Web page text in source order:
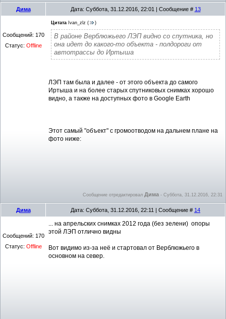
Дима Дата: Суббота, 31.12.2016, 22:01 | Сообщение # 13
Сообщений: 170
Статус: Offline
Цитата Ivan_zlz ( )
В районе Верблюжьего ЛЭП видно со спутника, но
она идет до какого-то объекта - полдороги от
автотрассы до Иртыша
ЛЭП там была и далее - от этого объекта до самого
Иртыша и на более старых спутниковых снимках хорошо
видно, а также на доступных фото в Google Earth
Этот самый "объект" с громоотводом на дальнем плане на
фото ниже:
Сообщение отредактировал Дима - Суббота, 31.12.2016, 22:31
Дима Дата: Суббота, 31.12.2016, 22:11 | Сообщение # 14
Сообщений: 170
Статус: Offline
... на апрельских снимках 2012 года (без зелени) опоры
этой ЛЭП отлично видны
Вот видимо из-за неё и стартовал от Верблюжьего в
основном на север.